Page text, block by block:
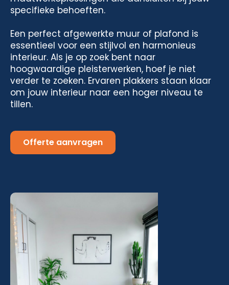
specifieke behoeften.
Een perfect afgewerkte muur of plafond is
essentieel voor een stijlvol en harmonieus
interieur. Als je op zoek bent naar
hoogwaardige pleisterwerken, hoef je niet
verder te zoeken. Ervaren plakkers staan klaar
om jouw interieur naar een hoger niveau te
tillen.
Offerte aanvragen